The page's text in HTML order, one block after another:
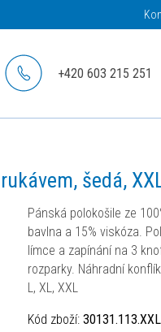
+420 603 215 251
šedá,
Pánská polokošile ze
bavlna a 15% viskóza.
límce a zapínání na 3
rozparky. Náhradní
L, XL, XXL
Kód zboží: 30131.113.XXL